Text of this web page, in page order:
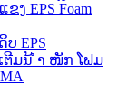
ງ EPS Foam
ບ EPS
ຕີມນ້ ຳ ໜັກ ໂຟມ